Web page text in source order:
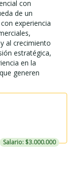
con
de un
experiencia
al crecimiento
estratégica,
en la
generen
Salario: $3.000.000